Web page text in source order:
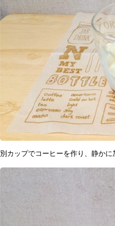
別カップでコーヒーを作り、静かに